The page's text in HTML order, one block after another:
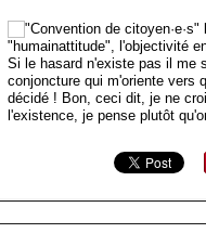
Si le hasard n'existe pas il me
conjoncture qui m'oriente vers
décidé ! Bon, ceci dit, je ne
l'existence, je pense plutôt